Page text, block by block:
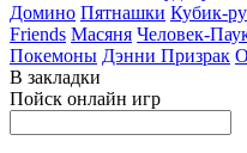
Домино Пятнашки Кубик-
Friends Масяня Человек-
Покемоны Дэнни Призрак
В закладки
Пойск онлайн игр